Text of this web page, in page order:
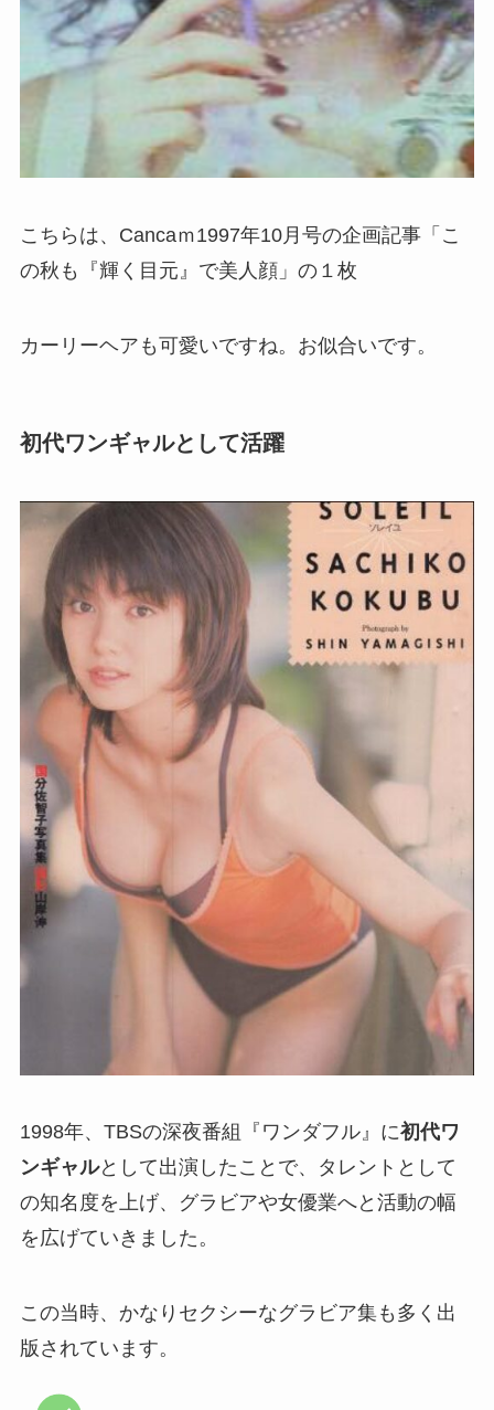
こちらは、Cancaｍ1997年10月号の企画記事「こ
の秋も『輝く目元』で美人顔」の１枚
カーリーヘアも可愛いですね。お似合いです。
初代ワンギャルとして活躍
1998年、TBSの深夜番組『ワンダフル』に初代ワ
ンギャルとして出演したことで、タレントとして
の知名度を上げ、グラビアや女優業へと活動の幅
を広げていきました。
この当時、かなりセクシーなグラビア集も多く出
版されています。